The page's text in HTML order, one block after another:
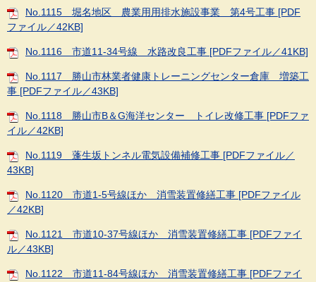
No.1115 堀名地区 農業用用排水施設事業 第4号工事 [PDF
ファイル／42KB]
No.1116 市道11-34号線 水路改良工事 [PDFファイル／41KB]
No.1117 勝山市林業者健康トレーニングセンター倉庫 増築工
事 [PDFファイル／43KB]
No.1118 勝山市B＆G海洋センター トイレ改修工事 [PDFファ
イル／42KB]
No.1119 蓬生坂トンネル電気設備補修工事 [PDFファイル／
43KB]
No.1120 市道1-5号線ほか 消雪装置修繕工事 [PDFファイル
／42KB]
No.1121 市道10-37号線ほか 消雪装置修繕工事 [PDFファイ
ル／43KB]
No.1122 市道11-84号線ほか 消雪装置修繕工事 [PDFファイ